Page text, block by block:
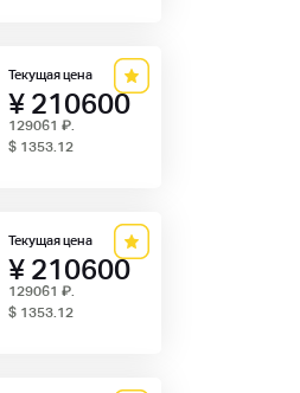
Текущая цена
¥ 210600
129061 ₽.
$ 1353.12
Текущая цена
¥ 210600
129061 ₽.
$ 1353.12